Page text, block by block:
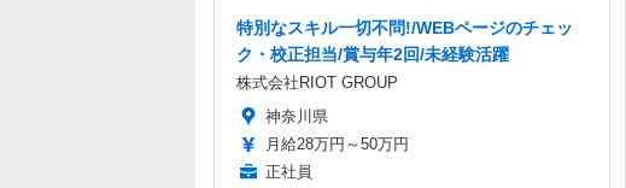
特別なスキル一切不問!/WEBページのチェッ
ク・校正担当/賞与年2回/未経験活躍
株式会社RIOT GROUP
神奈川県
月給28万円～50万円
正社員